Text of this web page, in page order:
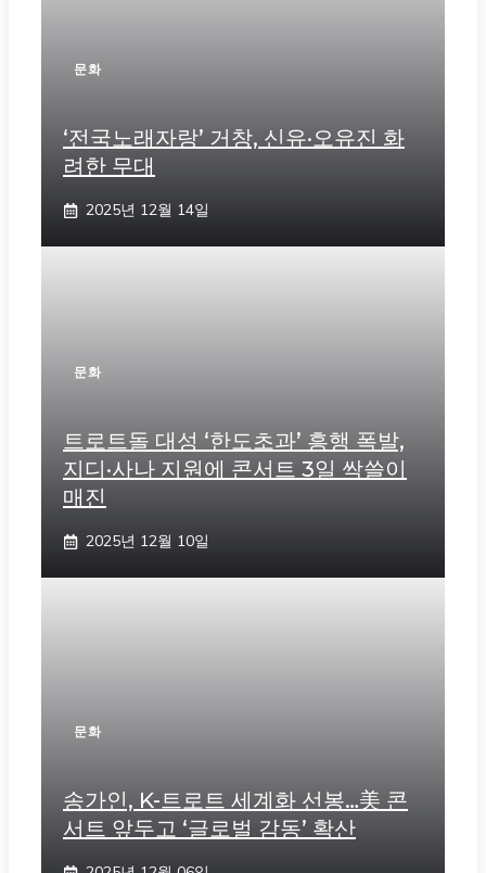
문화
‘전국노래자랑’ 거창, 신유·오유진 화
려한 무대
2025년 12월 14일
문화
트로트돌 대성 ‘한도초과’ 흥행 폭발,
지디·사나 지원에 콘서트 3일 싹쓸이
매진
2025년 12월 10일
문화
송가인, K-트로트 세계화 선봉…美 콘
서트 앞두고 ‘글로벌 감동’ 확산